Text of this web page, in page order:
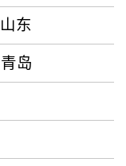
东
岛